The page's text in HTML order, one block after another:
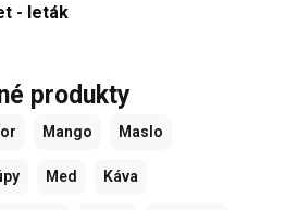
- leták
produkty
Mango Maslo
Med Káva